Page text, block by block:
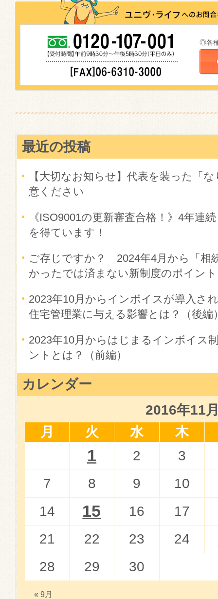
◎各
最近の投稿
【大切なお知らせ】代表を装った「
意ください
《ISO9001の更新審査合格！》4年連
を得ています！
ご存じですか？ 2024年4月から「相
かったでは済まない新制度のポイント
2023年10月からインボイスが導入さ
住宅管理業に与える影響とは？（後編
2023年10月からはじまるインボイス
ントとは？（前編）
カレンダー
2016年11
月
火 水 木
1 2
3
7
8 9
10
14
15 16
17
21
22 23 24
28 29 30
« 9月